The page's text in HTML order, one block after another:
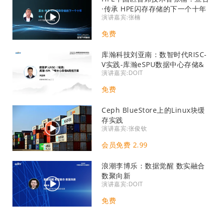
·传承 HPE闪存存储的下一个十年
演讲嘉宾:张楠
免费
库瀚科技刘亚南：数智时代RISC-
V实践-库瀚eSPU数据中心存储&
网络方案
演讲嘉宾:DOIT
免费
Ceph BlueStore上的Linux块缓
存实践
演讲嘉宾:张俊钦
会员免费 2.99
浪潮李博乐：数据觉醒 数实融合
数聚向新
演讲嘉宾:DOIT
免费